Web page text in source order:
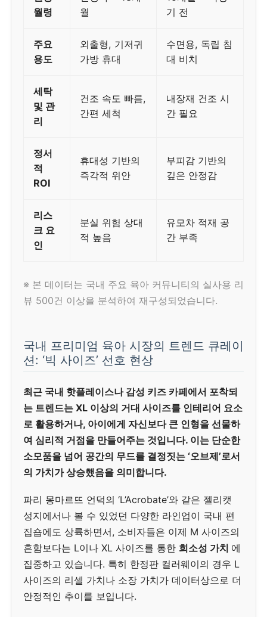
월령
월
기 전
주요
용도
외출형, 기저귀
가방 휴대
수면용, 독립 침
대 비치
세탁
및 관
리
건조 속도 빠름,
간편 세척
내장재 건조 시
간 필요
정서
적
ROI
휴대성 기반의
즉각적 위안
부피감 기반의
깊은 안정감
리스
크 요
인
분실 위험 상대
적 높음
유모차 적재 공
간 부족
※ 본 데이터는 국내 주요 육아 커뮤니티의 실사용 리
뷰 500건 이상을 분석하여 재구성되었습니다.
국내 프리미엄 육아 시장의 트렌드 큐레이
션: ‘빅 사이즈’ 선호 현상
최근 국내 핫플레이스나 감성 키즈 카페에서 포착되
는 트렌드는 XL 이상의 거대 사이즈를 인테리어 요소
로 활용하거나, 아이에게 자신보다 큰 인형을 선물하
여 심리적 거점을 만들어주는 것입니다. 이는 단순한
소모품을 넘어 공간의 무드를 결정짓는 ‘오브제’로서
의 가치가 상승했음을 의미합니다.
파리 몽마르뜨 언덕의 ‘L’Acrobate’와 같은 젤리캣
성지에서나 볼 수 있었던 다양한 라인업이 국내 편
집숍에도 상륙하면서, 소비자들은 이제 M 사이즈의
흔함보다는 L이나 XL 사이즈를 통한 희소성 가치 에
집중하고 있습니다. 특히 한정판 컬러웨이의 경우 L
사이즈의 리셀 가치나 소장 가치가 데이터상으로 더
안정적인 추이를 보입니다.